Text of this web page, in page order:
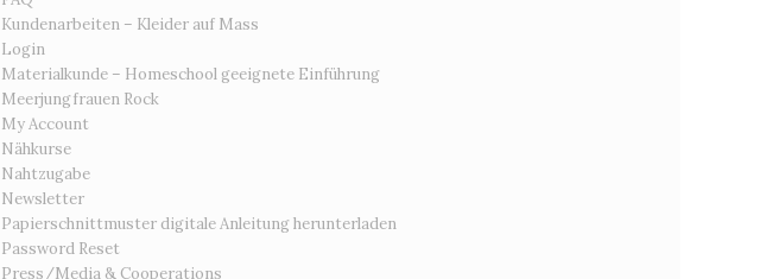
Kundenarbeiten – Kleider auf Mass
Login
Materialkunde – Homeschool geeignete Einführung
Meerjungfrauen Rock
My Account
Nähkurse
Nahtzugabe
Newsletter
Papierschnittmuster digitale Anleitung herunterladen
Password Reset
Press/Media & Cooperations